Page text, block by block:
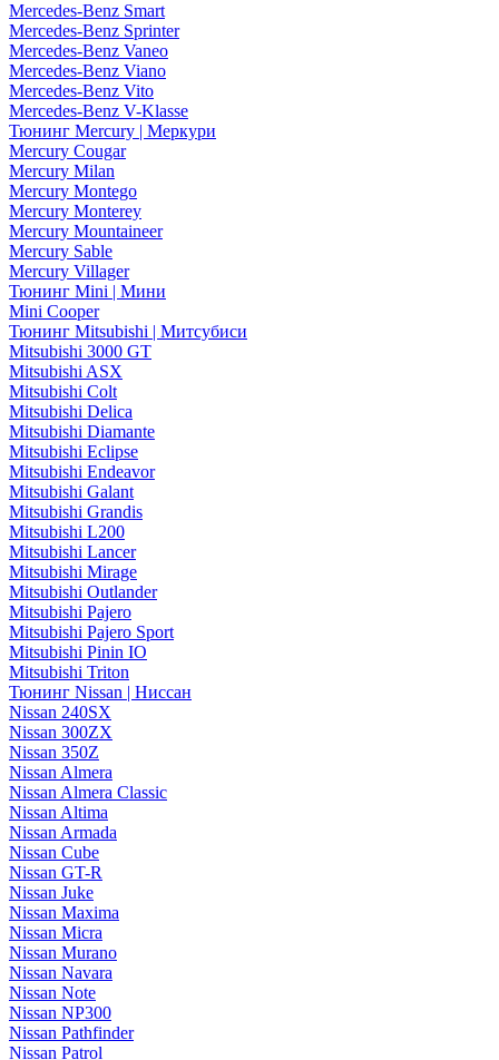
Mercedes-Benz Smart
Mercedes-Benz Sprinter
Mercedes-Benz Vaneo
Mercedes-Benz Viano
Mercedes-Benz Vito
Mercedes-Benz V-Klasse
Тюнинг Mercury | Меркури
Mercury Cougar
Mercury Milan
Mercury Montego
Mercury Monterey
Mercury Mountaineer
Mercury Sable
Mercury Villager
Тюнинг Mini | Мини
Mini Cooper
Тюнинг Mitsubishi | Митсубиси
Mitsubishi 3000 GT
Mitsubishi ASX
Mitsubishi Colt
Mitsubishi Delica
Mitsubishi Diamante
Mitsubishi Eclipse
Mitsubishi Endeavor
Mitsubishi Galant
Mitsubishi Grandis
Mitsubishi L200
Mitsubishi Lancer
Mitsubishi Mirage
Mitsubishi Outlander
Mitsubishi Pajero
Mitsubishi Pajero Sport
Mitsubishi Pinin IO
Mitsubishi Triton
Тюнинг Nissan | Ниссан
Nissan 240SX
Nissan 300ZX
Nissan 350Z
Nissan Almera
Nissan Almera Classic
Nissan Altima
Nissan Armada
Nissan Cube
Nissan GT-R
Nissan Juke
Nissan Maxima
Nissan Micra
Nissan Murano
Nissan Navara
Nissan Note
Nissan NP300
Nissan Pathfinder
Nissan Patrol